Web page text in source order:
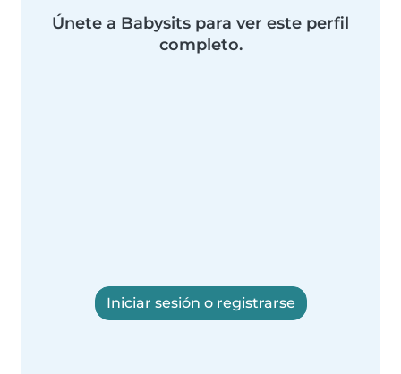
Únete a Babysits para ver este perfil
completo.
Iniciar sesión o registrarse